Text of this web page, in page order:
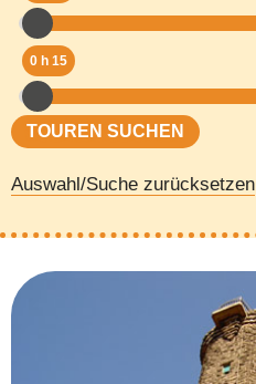
0 h 15
Auswahl/Suche zurücksetzen